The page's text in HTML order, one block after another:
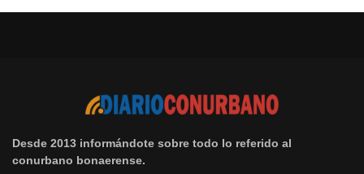
Desde 2013 informándote sobre todo lo referido al
conurbano bonaerense.